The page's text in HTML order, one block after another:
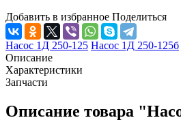
Добавить в избранное Поделиться
Насос 1Д 250-125 Насос 1Д 250-125б
Описание
Характеристики
Запчасти
Описание товара